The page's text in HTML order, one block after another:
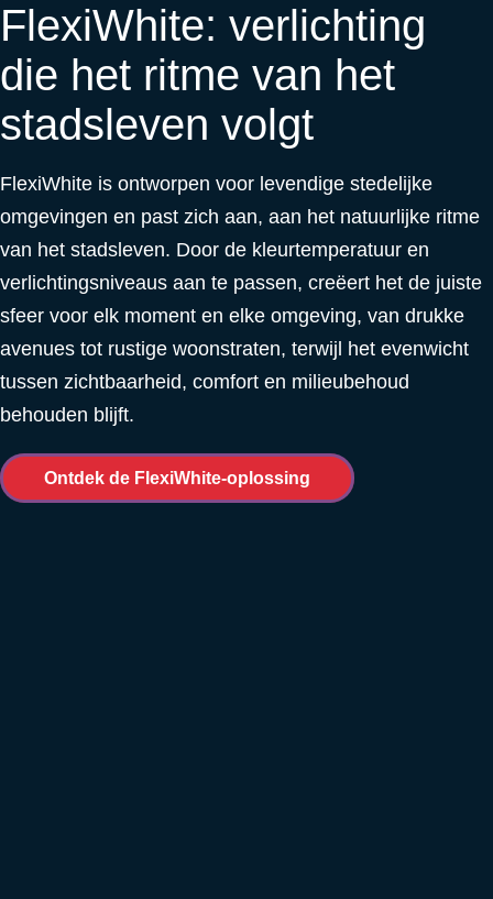
FlexiWhite: verlichting
die het ritme van het
stadsleven volgt
FlexiWhite is ontworpen voor levendige stedelijke
omgevingen en past zich aan, aan het natuurlijke ritme
van het stadsleven. Door de kleurtemperatuur en
verlichtingsniveaus aan te passen, creëert het de juiste
sfeer voor elk moment en elke omgeving, van drukke
avenues tot rustige woonstraten, terwijl het evenwicht
tussen zichtbaarheid, comfort en milieubehoud
behouden blijft.
Ontdek de FlexiWhite-oplossing